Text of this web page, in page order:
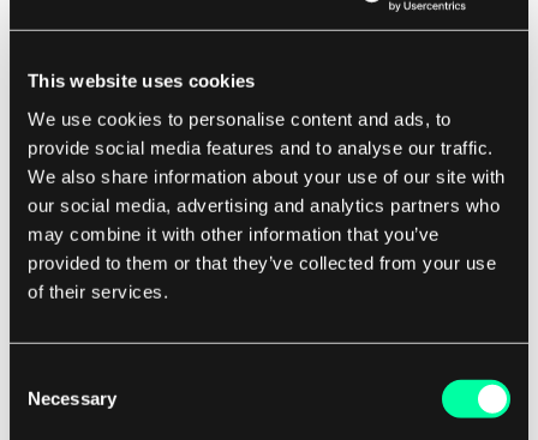
This website uses cookies
We use cookies to personalise content and ads, to
provide social media features and to analyse our traffic.
We also share information about your use of our site with
our social media, advertising and analytics partners who
may combine it with other information that you’ve
provided to them or that they’ve collected from your use
of their services.
Selection
Necessary
Begge pakkene tillater definisjon av instanser og
kan definere klassemetoder i begge pakkene:
Som du kan se, må vi opprette ekstra grensesnitt
når vi bruker mongoose, Typegoose lar oss
imidlertid få typeinformasjon fra klasser.
Nest-pakken må du bruke `statics` og `methods`